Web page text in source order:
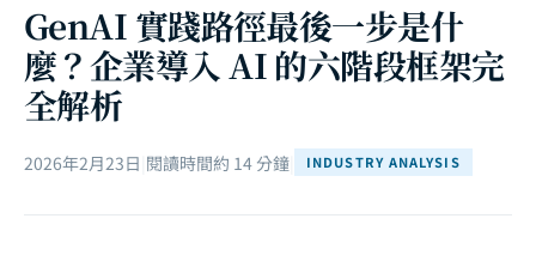
GenAI 實踐路徑最後一步是什
麼？企業導入 AI 的六階段框架完
全解析
2026年2月23日 閱讀時間約 14 分鐘 INDUSTRY ANALYSIS